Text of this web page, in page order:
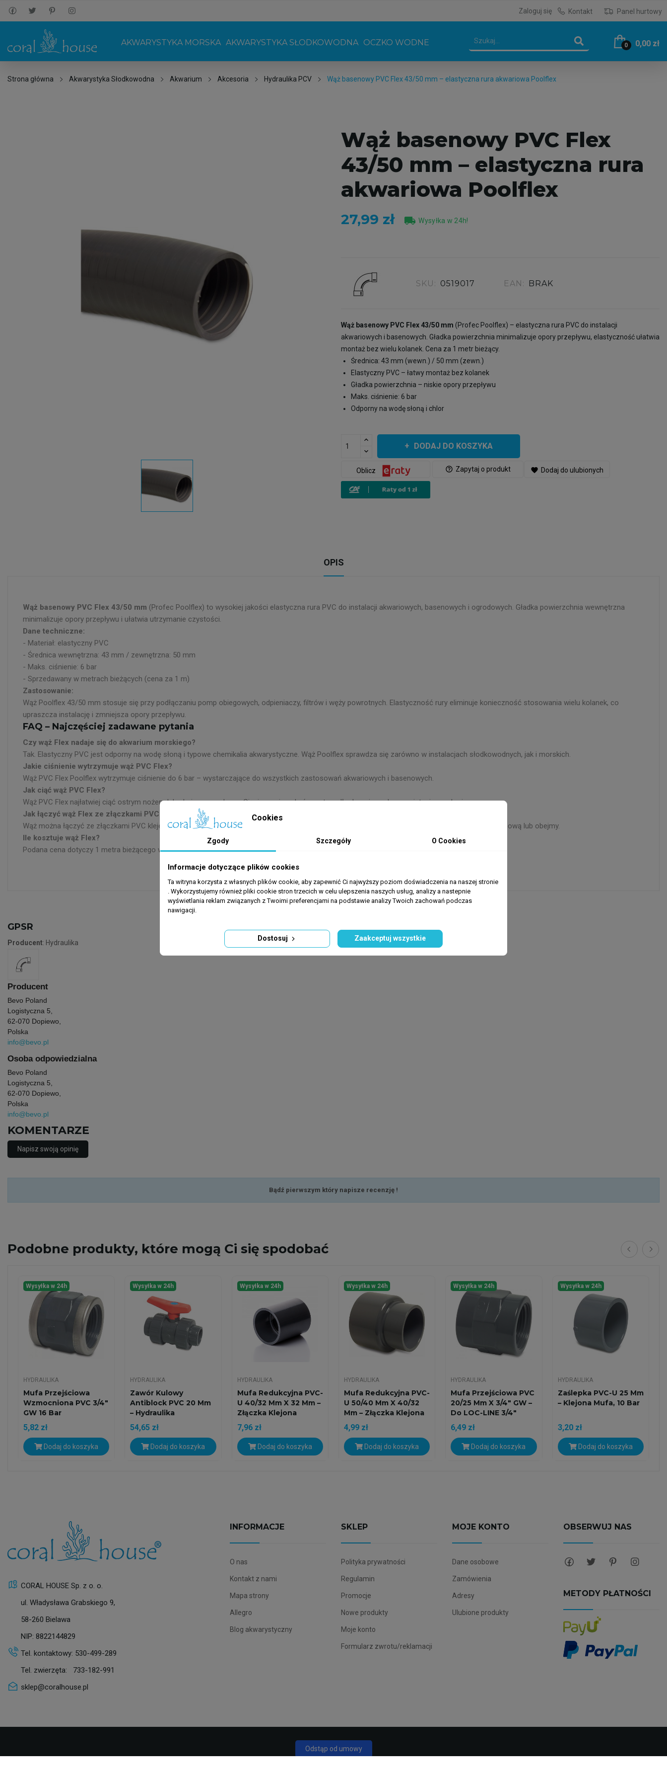
Zaloguj się Kontakt Panel hurtowy
AKWARYSTYKA MORSKA AKWARYSTYKA SŁODKOWODNA OCZKO WODNE 0 0,00 zł
Strona główna Akwarystyka Słodkowodna Akwarium Akcesoria Hydraulika PCV Wąż basenowy PVC Flex 43/50 mm – elastyczna rura akwariowa Poolflex
Wąż basenowy PVC Flex
43/50 mm – elastyczna rura
akwariowa Poolflex
27,99 zł local_shipping Wysyłka w 24h!
SKU: 0519017 EAN: BRAK
Wąż basenowy PVC Flex 43/50 mm (Profec Poolflex) – elastyczna rura PVC do instalacji
akwariowych i basenowych. Gładka powierzchnia minimalizuje opory przepływu, elastyczność ułatwia
montaż bez wielu kolanek. Cena za 1 metr bieżący.
Średnica: 43 mm (wewn.) / 50 mm (zewn.)
Elastyczny PVC – łatwy montaż bez kolanek
Gładka powierzchnia – niskie opory przepływu
Maks. ciśnienie: 6 bar
Odporny na wodę słoną i chlor
DODAJ DO KOSZYKA
help_outline Zapytaj o produkt
Oblicz favorite Dodaj do ulubionych
OPIS
Wąż basenowy PVC Flex 43/50 mm (Profec Poolflex) to wysokiej jakości elastyczna rura PVC do instalacji akwariowych, basenowych i ogrodowych. Gładka powierzchnia wewnętrzna
minimalizuje opory przepływu i ułatwia utrzymanie czystości.
Dane techniczne:
- Materiał: elastyczny PVC
- Średnica wewnętrzna: 43 mm / zewnętrzna: 50 mm
- Maks. ciśnienie: 6 bar
- Sprzedawany w metrach bieżących (cena za 1 m)
Zastosowanie:
Wąż Poolflex 43/50 mm stosuje się przy podłączaniu pomp obiegowych, odpieniaczy, filtrów i węży powrotnych. Elastyczność rury eliminuje konieczność stosowania wielu kolanek, co
upraszcza instalację i zmniejsza opory przepływu.
FAQ – Najczęściej zadawane pytania
Czy wąż Flex nadaje się do akwarium morskiego?
Tak. Elastyczny PVC jest odporny na wodę słoną i typowe chemikalia akwarystyczne. Wąż Poolflex sprawdza się zarówno w instalacjach słodkowodnych, jak i morskich.
Jakie ciśnienie wytrzymuje wąż PVC Flex?
Wąż PVC Flex Poolflex wytrzymuje ciśnienie do 6 bar – wystarczające do wszystkich zastosowań akwariowych i basenowych.
Jak ciąć wąż PVC Flex?
Wąż PVC Flex najłatwiej ciąć ostrym nożem lub obcinaczem do rur. Cięcie powinno być prostopadłe do osi rury, bez zgniatania przekroju.
Jak łączyć wąż Flex ze złączkami PVC?
Wąż można łączyć ze złączkami PVC klejem TANGIT (po odtłuszczeniu) lub zaciskami. Do połączeń demontażowych służą złączki z uszczelką gumową lub obejmy.
Ile kosztuje wąż Flex?
Podana cena dotyczy 1 metra bieżącego węża. Możesz zamówić dowolną długość – wąż zostanie odcięty na potrzebną miarę.
GPSR
Producent: Hydraulika
Producent
Bevo Poland
Logistyczna 5,
62-070 Dopiewo,
Polska
info@bevo.pl
Osoba odpowiedzialna
Bevo Poland
Logistyczna 5,
62-070 Dopiewo,
Polska
info@bevo.pl
KOMENTARZE
Napisz swoją opinię
Bądź pierwszym który napisze recenzję !
Podobne produkty, które mogą Ci się spodobać
Wysyłka w 24h
HYDRAULIKA
Mufa Przejściowa
Wzmocniona PVC 3/4"
GW 16 Bar
5,82 zł
Dodaj do koszyka
Wysyłka w 24h
HYDRAULIKA
Zawór Kulowy
Antiblock PVC 20 Mm
– Hydraulika
Akwariowa
54,65 zł
Dodaj do koszyka
Wysyłka w 24h
HYDRAULIKA
Mufa Redukcyjna PVC-
U 40/32 Mm X 32 Mm –
Złączka Klejona
7,96 zł
Dodaj do koszyka
Wysyłka w 24h
HYDRAULIKA
Mufa Redukcyjna PVC-
U 50/40 Mm X 40/32
Mm – Złączka Klejona
4,99 zł
Dodaj do koszyka
Wysyłka w 24h
HYDRAULIKA
Mufa Przejściowa PVC
20/25 Mm X 3/4" GW –
Do LOC-LINE 3/4"
6,49 zł
Dodaj do koszyka
Wysyłka w 24h
HYDRAULIKA
Zaślepka PVC-U 25 Mm
– Klejona Mufa, 10 Bar
3,20 zł
Dodaj do koszyka
CORAL HOUSE Sp. z o. o.
ul. Władysława Grabskiego 9,
58-260 Bielawa
NIP: 8822144829
Tel. kontaktowy: 530-499-289
Tel. zwierzęta: 733-182-991
sklep@coralhouse.pl
INFORMACJE
O nas
Kontakt z nami
Mapa strony
Allegro
Blog akwarystyczny
SKLEP
Polityka prywatności
Regulamin
Promocje
Nowe produkty
Moje konto
Formularz zwrotu/reklamacji
MOJE KONTO
Dane osobowe
Zamówienia
Adresy
Ulubione produkty
OBSERWUJ NAS
METODY PŁATNOŚCI
Cookies
Zgody Szczegóły O Cookies
Informacje dotyczące plików cookies
Ta witryna korzysta z własnych plików cookie, aby zapewnić Ci najwyższy poziom doświadczenia na naszej stronie
. Wykorzystujemy również pliki cookie stron trzecich w celu ulepszenia naszych usług, analizy a nastepnie
wyświetlania reklam związanych z Twoimi preferencjami na podstawie analizy Twoich zachowań podczas
nawigacji.
Dostosuj Zaakceptuj wszystkie
Odstąp od umowy